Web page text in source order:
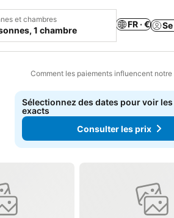
et chambres
1 chambre
FR · €
Comment les paiements influencent
à mes favoris
Sélectionnez des dates pour voir
exacts
Consulter les prix